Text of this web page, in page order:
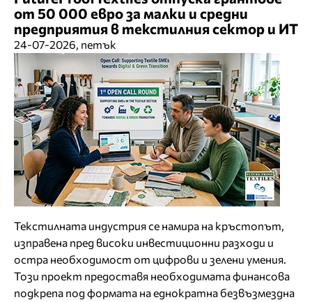
от 50 000 евро за малки и средни
предприятия в текстилния сектор и ИТ
24-07-2026, петък
Текстилната индустрия се намира на кръстопът,
изправена пред високи инвестиционни разходи и
остра необходимост от цифрови и зелени умения.
Този проект предоставя необходимата финансова
подкрепа под формата на еднократна безвъзмездна